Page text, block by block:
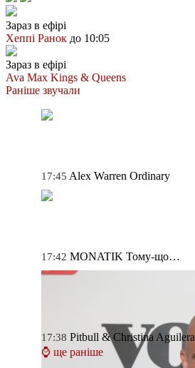
Зараз в ефірі
Хеппі Ранок до 10:05
Зараз в ефірі
Ava Max Kings & Queens
Раніше звучали
17:45 Alex Warren Ordinary
17:42 MONATIK Тому-що…
17:38 Pitbull & Christina Aguilera
⌚ ще раніше